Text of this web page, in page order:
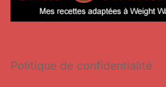
Politique de confidentialité